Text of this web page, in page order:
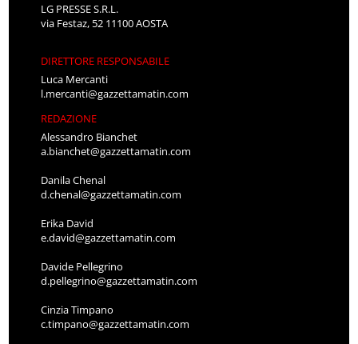
LG PRESSE S.R.L.
via Festaz, 52 11100 AOSTA
DIRETTORE RESPONSABILE
Luca Mercanti
l.mercanti@gazzettamatin.com
REDAZIONE
Alessandro Bianchet
a.bianchet@gazzettamatin.com
Danila Chenal
d.chenal@gazzettamatin.com
Erika David
e.david@gazzettamatin.com
Davide Pellegrino
d.pellegrino@gazzettamatin.com
Cinzia Timpano
c.timpano@gazzettamatin.com